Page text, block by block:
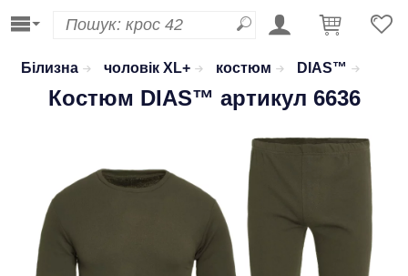
Білизна чоловік XL+ костюм DIAS™
Костюм DIAS™ артикул 6636